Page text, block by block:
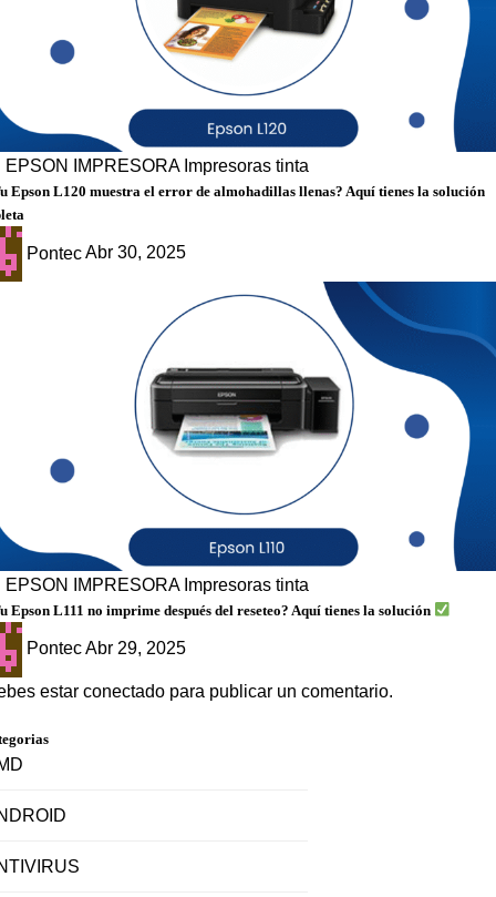
EPSON IMPRESORA Impresoras tinta
Epson L120 muestra el error de almohadillas llenas? Aquí tienes la solución
PontecAbr 30, 2025
EPSON IMPRESORA Impresoras tinta
Epson L111 no imprime después del reseteo? Aquí tienes la solución
PontecAbr 29, 2025
estar conectado para publicar un comentario.